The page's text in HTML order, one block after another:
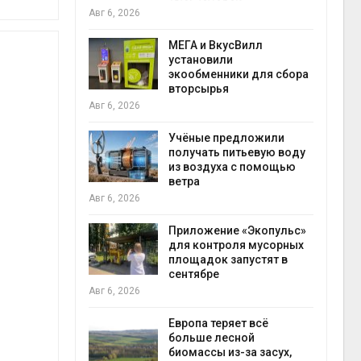
Авг 6, 2026
МЕГА и ВкусВилл
установили
экообменники для сбора
вторсырья
Авг 6, 2026
Учёные предложили
получать питьевую воду
из воздуха с помощью
ветра
Авг 6, 2026
Приложение «Экопульс»
для контроля мусорных
площадок запустят в
сентябре
Авг 6, 2026
Европа теряет всё
больше лесной
биомассы из-за засух,